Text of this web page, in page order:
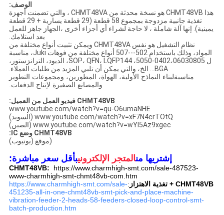
الوصف:
هذا CHMT48VB هو نسخة محدثة من CHMT48VA ، والتي تضمنت أجهزة
تغذية جانبية مزدوجة بمجموع 58 قطعة (29 قطعة يسارية + 29 قطعة
يمينية). إنها آلة شاملة ، لا حاجة لشراء أي أجزاء أخرى ،الجهاز جاهز للعمل
بعد استلامك.
نظام التشغيل هو نفس CHMT48VA ويمكن تثبيت أنواع مختلفة من
المواد، وذلك باستخدام 502---507 أنواع مختلفة من فوهات Juki، مناسبة
ل 0402،06030805-5050، SOP، QFN، LQFP144، الديود، الترانزستور،
BGA... الخ، والتي يمكن أن تلبي المزيد من طلبات العملاء.
مناسبةلبناء النماذج الأولية، الهواة، المطورين، ومجموعات التطوير
والمصانع الصغيرة لإنتاج الدفعات.
CHMT48VB فيديو العمل من العميل:
www.youtube.com/watch?v=qu-O6umaNHE
www.youtube.com/watch?v=xF7N4crTOtQ (السويد)
www.youtube.com/watch?v=wYl5Az9xgec (الصين)
CHMT48VB وضع IC:
(موقع (يوتيوب)
إشتريها منالمتجر الإلكترونيبأقل سعر مباشرة:
CHMT48VB:
https://www.charmhigh-smt.com/sale-487523-
www-charmhigh-smt-chmt48vb-com.htm
CHMT48VB + تغذية الاهتزاز
:
https://www.charmhigh-smt.com/sale-
451235-all-in-one-chmt48vb-smt-pick-and-place-machine-
vibration-feeder-2-heads-58-feeders-closed-loop-control-smt-
batch-production.htm